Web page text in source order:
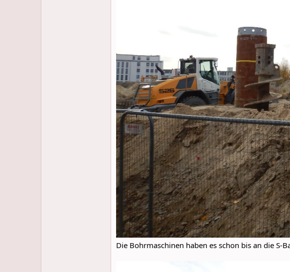
Die Bohrmaschinen haben es schon bis an die S-